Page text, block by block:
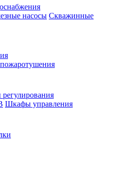
насосы Скважинные
Шкафы управления